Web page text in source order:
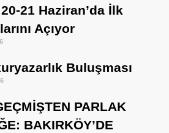
21 Haziran’da İlk
Açıyor
Buluşması
PARLAK
BAKIRKÖY’DE